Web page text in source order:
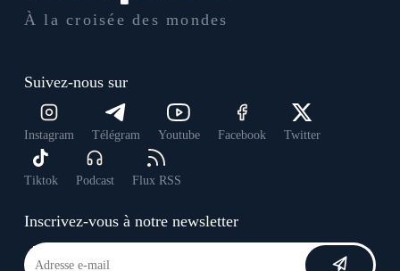
À la croisée des mondes
Suivez-nous sur
Instagram Télégram Youtube Facebook Twitter
Tiktok Podcast Flux RSS
Inscrivez-vous à notre newsletter